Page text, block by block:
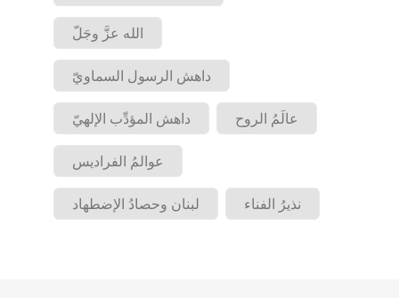
الله عزَّ وجَلّ
داهش الرسول السماويّ
داهش المؤدِّب الإلهيّ عالَمُ الروح
عوالمُ الفراديس
لبنان وحصادُ الإضطهاد نذيرُ الفناء